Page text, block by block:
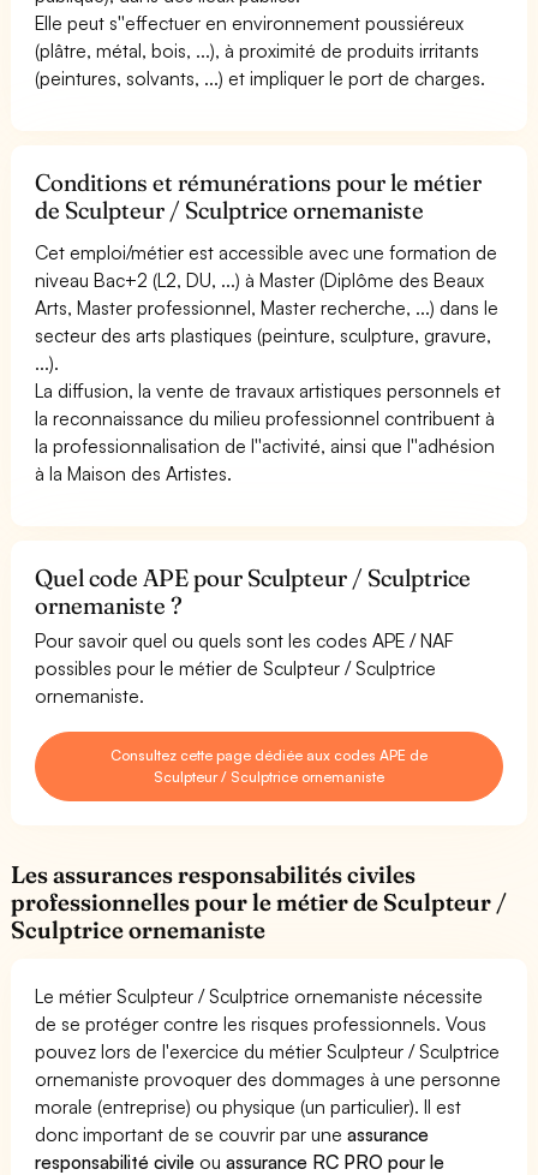
Elle peut s''effectuer en environnement poussiéreux
(plâtre, métal, bois, ...), à proximité de produits irritants
(peintures, solvants, ...) et impliquer le port de charges.
Conditions et rémunérations pour le métier
de Sculpteur / Sculptrice ornemaniste
Cet emploi/métier est accessible avec une formation de
niveau Bac+2 (L2, DU, ...) à Master (Diplôme des Beaux
Arts, Master professionnel, Master recherche, ...) dans le
secteur des arts plastiques (peinture, sculpture, gravure,
...).
La diffusion, la vente de travaux artistiques personnels et
la reconnaissance du milieu professionnel contribuent à
la professionnalisation de l''activité, ainsi que l''adhésion
à la Maison des Artistes.
Quel code APE pour Sculpteur / Sculptrice
ornemaniste ?
Pour savoir quel ou quels sont les codes APE / NAF
possibles pour le métier de Sculpteur / Sculptrice
ornemaniste.
Consultez cette page dédiée aux codes APE de
Sculpteur / Sculptrice ornemaniste
Les assurances responsabilités civiles
professionnelles pour le métier de Sculpteur /
Sculptrice ornemaniste
Le métier Sculpteur / Sculptrice ornemaniste nécessite
de se protéger contre les risques professionnels. Vous
pouvez lors de l'exercice du métier Sculpteur / Sculptrice
ornemaniste provoquer des dommages à une personne
morale (entreprise) ou physique (un particulier). Il est
donc important de se couvrir par uneassurance
responsabilité civile ouassurance RC PRO pour le